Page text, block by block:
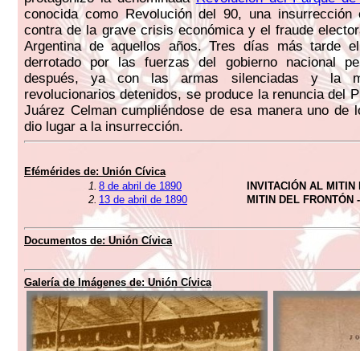
conocida como Revolución del 90, una insurrección
contra de la grave crisis económica y el fraude
Argentina de aquellos años. Tres días más tarde
derrotado por las fuerzas del gobierno nacional
después, ya con las armas silenciadas y la
revolucionarios detenidos, se produce la renuncia del
Juárez Celman cumpliéndose de esa manera uno de
dio lugar a la insurrección.
Efémérides de: Unión Cívica
1. 8 de abril de 1890
INVITACIÓN AL
2. 13 de abril de 1890 MITIN DEL FRONTÓN
Documentos de:Unión Cívica
Galería de Imágenes de:Unión Cívica